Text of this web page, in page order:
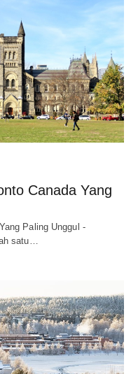
Canada Yang
Paling Unggul -
satu…